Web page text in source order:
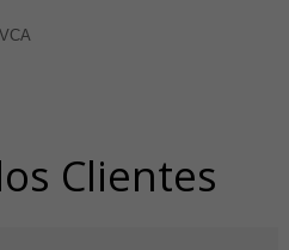
Clientes